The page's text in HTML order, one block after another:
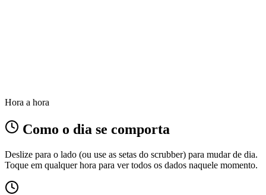
Hora a hora
Como o dia se comporta
Deslize para o lado (ou use as setas do scrubber) para mudar de dia.
Toque em qualquer hora para ver todos os dados naquele momento.